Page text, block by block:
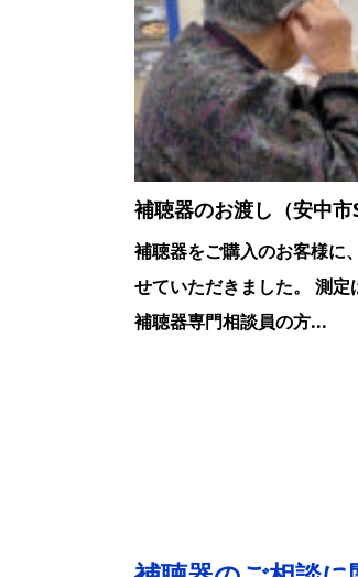
補聴器のお渡し（安中市
補聴器をご購入のお客様に
せていただきました。 測定
補聴器専門相談員の方...